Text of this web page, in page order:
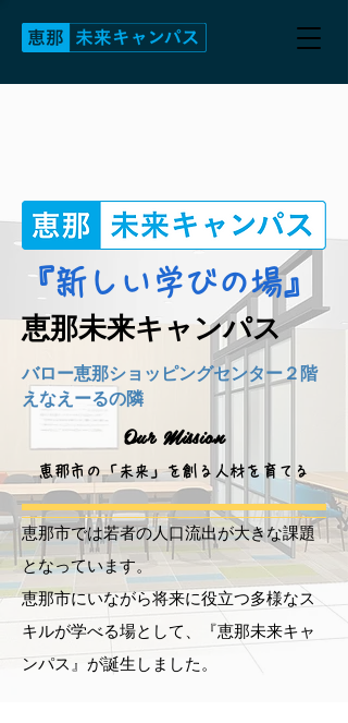
『新しい学びの場』
恵那未来キャンパス
​バロー恵那ショッピングセンター２階
​えなえーるの隣
Our Mission
恵那市の「未来」を創る人材を育てる
恵那市では若者の人口流出が大きな課題
となっています。
恵那市にいながら将来に役立つ多様なス
キルが学べる場として、『恵那未来キャ
ンパス』が誕生しました。